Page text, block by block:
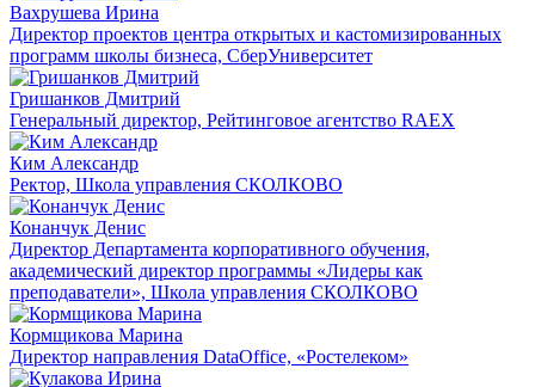
Вахрушева Ирина
Директор проектов центра открытых и кастомизированных
программ школы бизнеса, СберУниверситет
Гришанков Дмитрий
Генеральный директор, Рейтинговое агентство RАЕХ
Ким Александр
Ректор, Школа управления СКОЛКОВО
Конанчук Денис
Директор Департамента корпоративного обучения,
академический директор программы «Лидеры как
преподаватели», Школа управления СКОЛКОВО
Кормщикова Марина
Директор направления DataOffice, «Ростелеком»